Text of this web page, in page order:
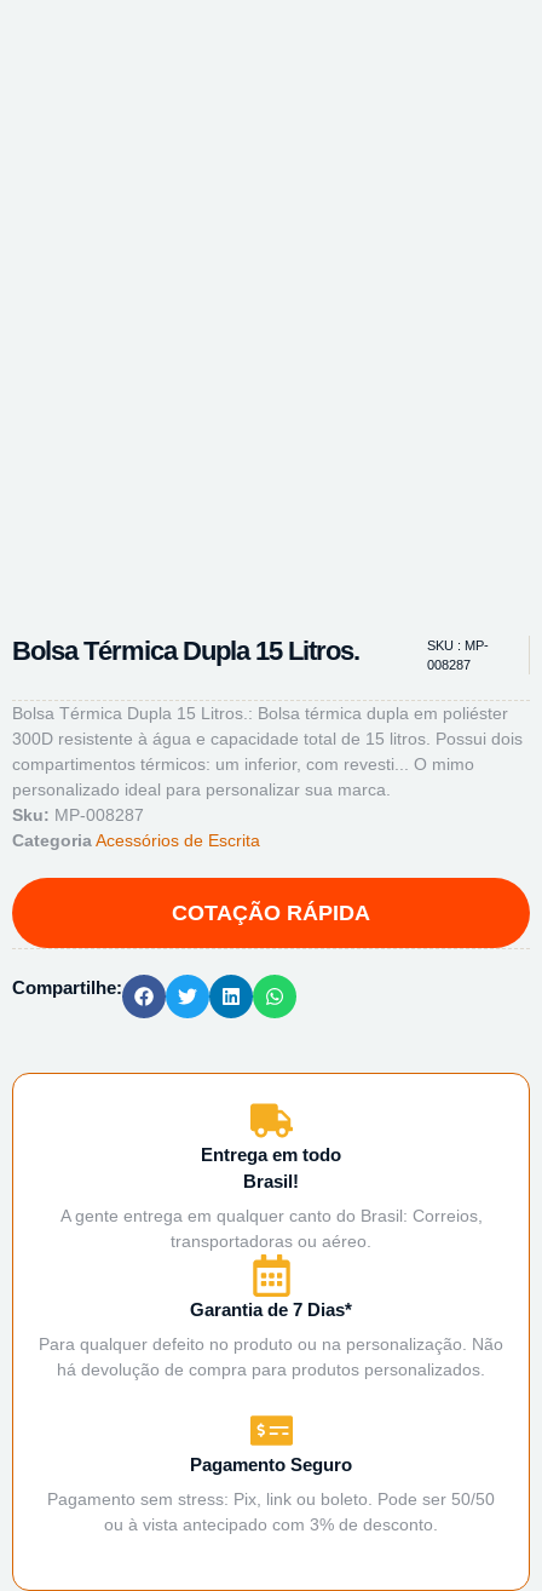
Bolsa Térmica Dupla 15 Litros.
SKU : MP-
008287
Bolsa Térmica Dupla 15 Litros.: Bolsa térmica dupla em poliéster
300D resistente à água e capacidade total de 15 litros. Possui dois
compartimentos térmicos: um inferior, com revesti... O mimo
personalizado ideal para personalizar sua marca.
Sku: MP-008287
CategoriaAcessórios de Escrita
Compartilhe:
Entrega em todo
Brasil!
A gente entrega em qualquer canto do Brasil: Correios,
transportadoras ou aéreo.
Garantia de 7 Dias*
Para qualquer defeito no produto ou na personalização. Não
há devolução de compra para produtos personalizados.
Pagamento Seguro
Pagamento sem stress: Pix, link ou boleto. Pode ser 50/50
ou à vista antecipado com 3% de desconto.